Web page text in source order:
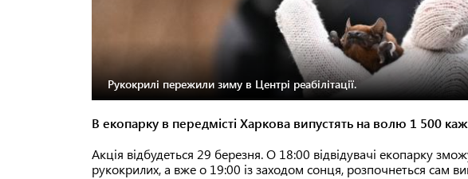
Рукокрилі пережили зиму в Центрі реабілітації.
В екопарку в передмісті Харкова випустять на волю 1 500
Акція відбудеться 29 березня. О 18:00 відвідувачі екопарку
рукокрилих, а вже о 19:00 із заходом сонця, розпочнеться сам